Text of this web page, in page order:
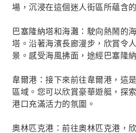
場，沉浸在這個迷人街區所蘊含
巴塞隆納塔和海灘：駛向熱鬧的
塔。沿著海濱長廊漫步，欣賞令
景。感受海風拂面，途經巴塞隆
韋爾港：接下來前往韋爾港，這
區域。您可以欣賞豪華遊艇，探
港口充滿活力的氛圍。
奧林匹克港：前往奧林匹克港，